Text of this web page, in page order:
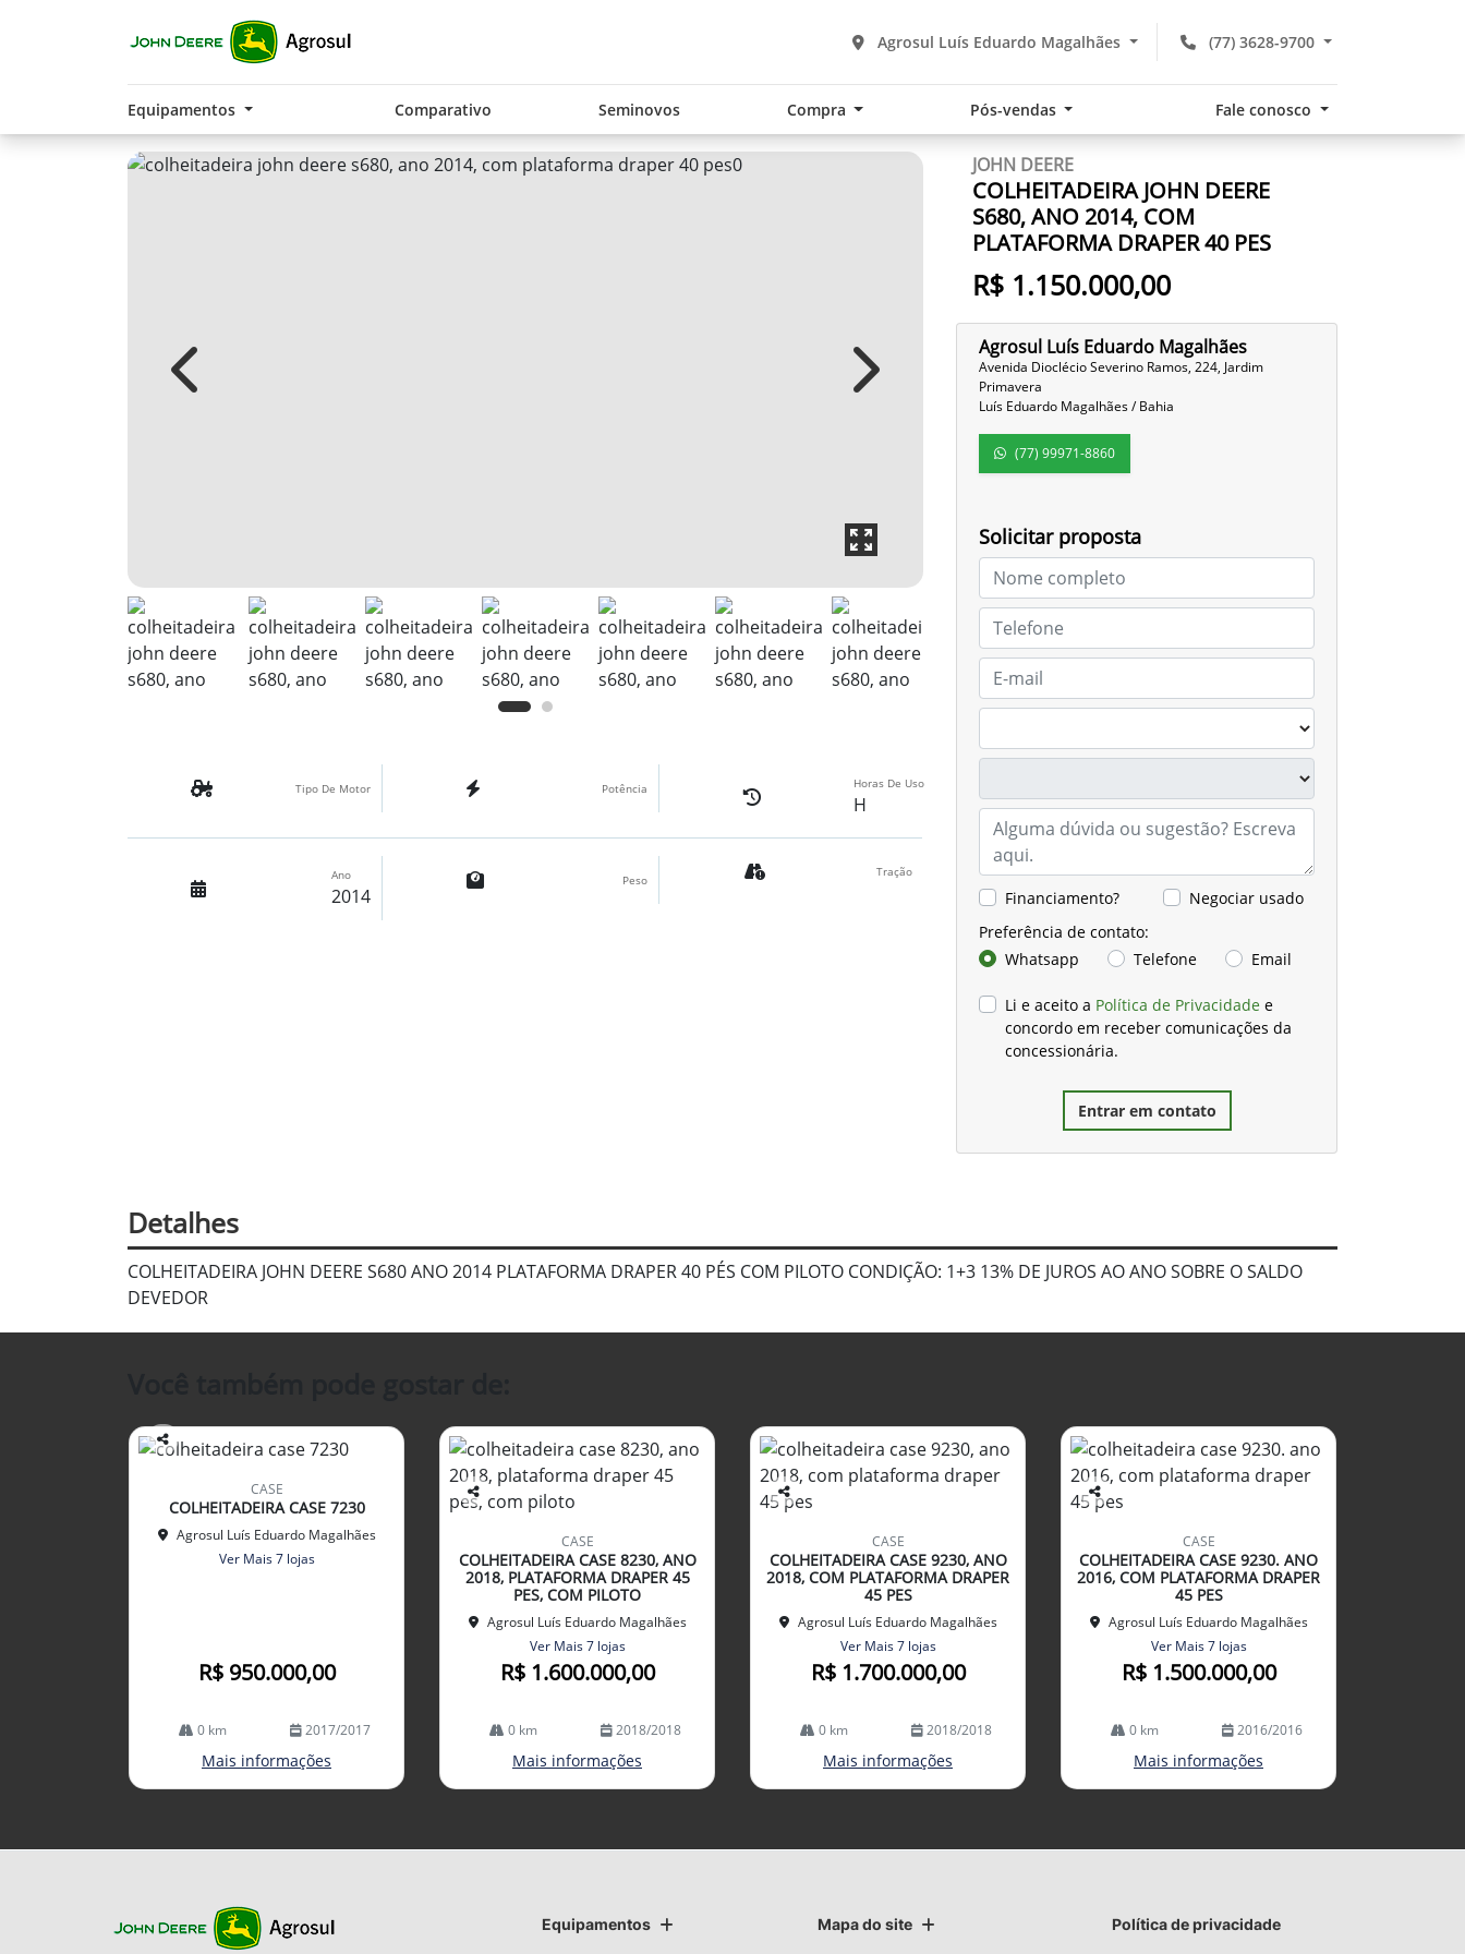
(77) 3628-9700
Agrosul Luís Eduardo Magalhães
Equipamentos Comparativo Seminovos Compra Pós-vendas Fale conosco
JOHN DEERE
COLHEITADEIRA JOHN DEERE
S680, ANO 2014, COM
PLATAFORMA DRAPER 40 PES
R$ 1.150.000,00
Agrosul Luís Eduardo Magalhães
Avenida Dioclécio Severino Ramos, 224, Jardim
Primavera
Luís Eduardo Magalhães / Bahia
(77) 99971-8860
Solicitar proposta
Financiamento?
Negociar usado
Preferência de contato:
Whatsapp
Telefone Email
Li e aceito a Política de Privacidade e
concordo em receber comunicações da
concessionária.
Entrar em contato
Previous Next
Tipo De Motor Potência Horas De Uso
H
Ano
2014
Peso
Tração
Detalhes
COLHEITADEIRA JOHN DEERE S680 ANO 2014 PLATAFORMA DRAPER 40 PÉS COM PILOTO CONDIÇÃO: 1+3 13% DE JUROS AO ANO SOBRE O SALDO
DEVEDOR
Co
lhe
CASE
COLHEITADEIRA CASE 7230
Agrosul Luís Eduardo Magalhães
Ver Mais 7 lojas
R$ 950.000,00
0 km 2017/2017
Mais informações
Co
arti
lhe
CASE
COLHEITADEIRA CASE 8230, ANO
2018, PLATAFORMA DRAPER 45
PES, COM PILOTO
Agrosul Luís Eduardo Magalhães
Ver Mais 7 lojas
R$ 1.600.000,00
0 km 2018/2018
Mais informações
Co
arti
lhe
CASE
COLHEITADEIRA CASE 9230, ANO
2018, COM PLATAFORMA DRAPER
45 PES
Agrosul Luís Eduardo Magalhães
Ver Mais 7 lojas
R$ 1.700.000,00
0 km 2018/2018
Mais informações
Co
arti
lhe
CASE
COLHEITADEIRA CASE 9230. ANO
2016, COM PLATAFORMA DRAPER
45 PES
Agrosul Luís Eduardo Magalhães
Ver Mais 7 lojas
R$ 1.500.000,00
0 km 2016/2016
Mais informações
Equipamentos Mapa do site Política de privacidade